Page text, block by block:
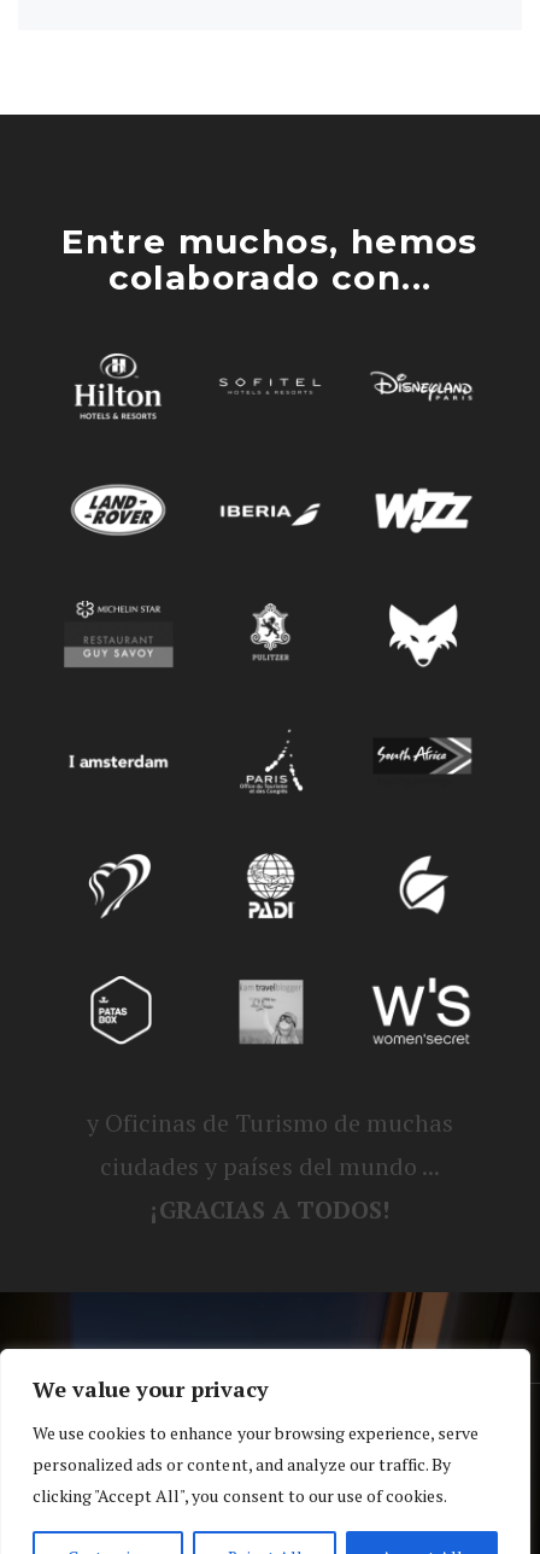
We value your privacy
We use cookies to enhance your browsing experience, serve
personalized ads or content, and analyze our traffic. By
clicking "Accept All", you consent to our use of cookies.
Entre muchos, hemos
colaborado con...
y Oficinas de Turismo de muchas
ciudades y países del mundo ...
¡GRACIAS A TODOS!
® Blog personal de Alex, Nerea, Turbo y
Koko |Política de privacidad y cookies
Top